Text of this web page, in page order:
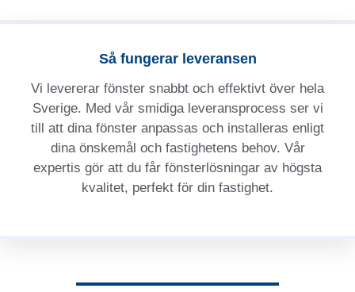
Så fungerar leveransen
Vi levererar fönster snabbt och effektivt över hela
Sverige. Med vår smidiga leveransprocess ser vi
till att dina fönster anpassas och installeras enligt
dina önskemål och fastighetens behov. Vår
expertis gör att du får fönsterlösningar av högsta
kvalitet, perfekt för din fastighet.